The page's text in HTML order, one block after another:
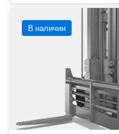
В наличии